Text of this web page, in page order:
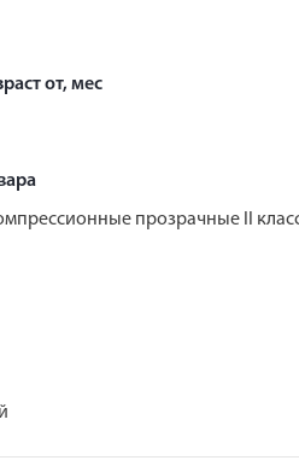
от, мес
прозрачные II